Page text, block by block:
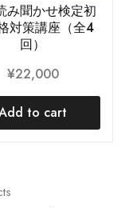
み聞かせ検定初
対策講座（全4
回）
¥22,000
to cart